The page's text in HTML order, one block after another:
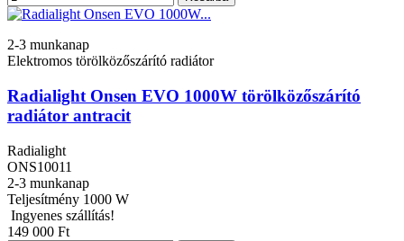
2-3 munkanap
Elektromos törölközőszárító radiátor
Radialight Onsen EVO 1000W törölközőszárító
radiátor antracit
Radialight
ONS10011
2-3 munkanap
Teljesítmény 1000 W
Ingyenes szállítás!
149 000 Ft